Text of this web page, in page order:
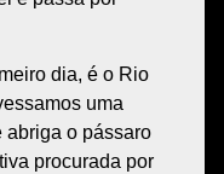
dia, é o Rio
uma
abriga o pássaro
procurada por